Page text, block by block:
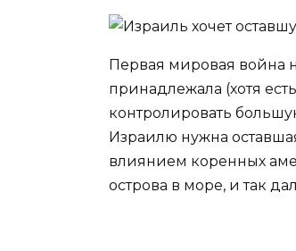
Первая мировая война
принадлежала (хотя
контролировать
Израилю нужна
влиянием коренных
острова в море, и так